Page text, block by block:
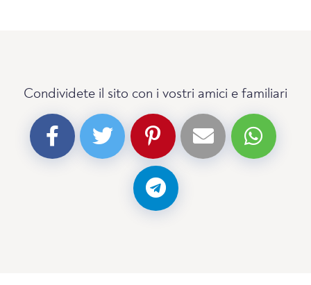
Condividete il sito con i vostri amici e familiari